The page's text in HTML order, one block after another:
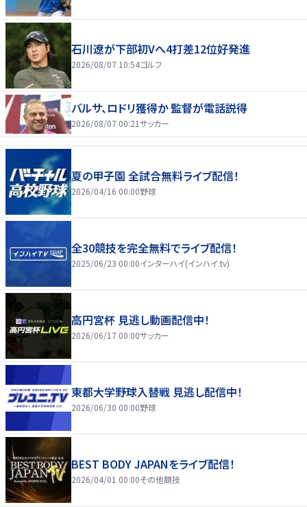
石川遼が下部初Vへ4打差12位好発進
2026/08/07 10:54ゴルフ
バルサ、ロドリ獲得か 監督が電話説得
2026/08/07 00:21サッカー
夏の甲子園 全試合無料ライブ配信！
2026/04/16 00:00野球
全30競技を完全無料でライブ配信！
2025/06/23 00:00インターハイ(インハイ.tv)
高円宮杯 見逃し動画配信中！
2026/06/17 00:00サッカー
東都大学野球入替戦 見逃し配信中！
2026/06/30 00:00野球
BEST BODY JAPANをライブ配信！
2026/04/01 00:00その他競技